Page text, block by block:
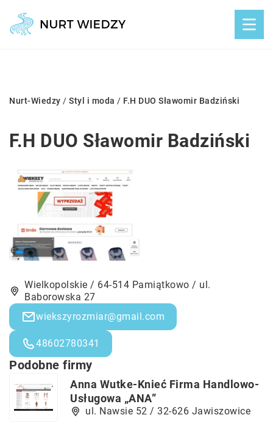
Nurt-Wiedzy / Styl i moda / F.H DUO Sławomir Badziński
F.H DUO Sławomir Badziński
Wielkopolskie / 64-514 Pamiątkowo / ul.
Baborowska 27
wiekszyrozmiar@gmail.com
48602780341
Podobne firmy
Anna Wutke-Knieć Firma Handlowo-
Usługowa „ANA”
ul. Nawsie 52 / 32-626 Jawiszowice